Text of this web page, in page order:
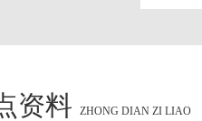
资料 ZHONG DIAN ZI LIAO